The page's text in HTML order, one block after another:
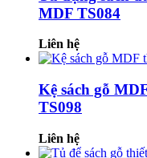
MDF TS084
Liên hệ
Kệ sách gỗ
TS098
Liên hệ